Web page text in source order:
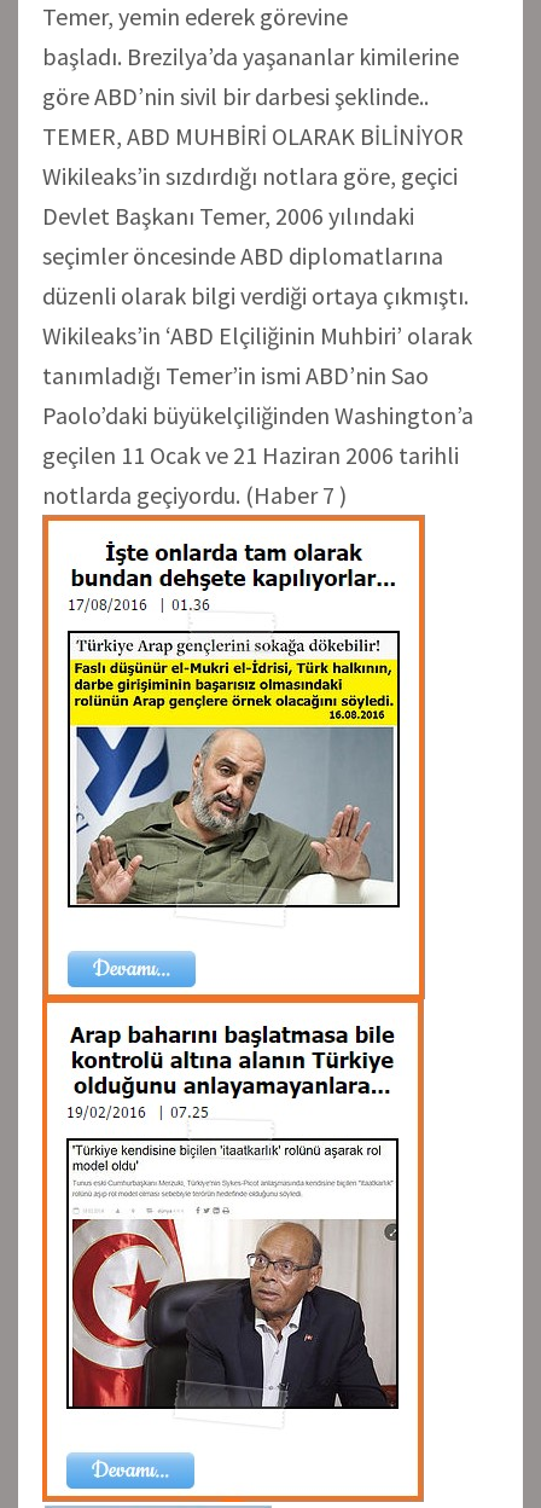
Temer, yemin ederek görevine
başladı. Brezilya’da yaşananlar kimilerine
göre ABD’nin sivil bir darbesi şeklinde..
TEMER, ABD MUHBİRİ OLARAK BİLİNİYOR
Wikileaks’in sızdırdığı notlara göre, geçici
Devlet Başkanı Temer, 2006 yılındaki
seçimler öncesinde ABD diplomatlarına
düzenli olarak bilgi verdiği ortaya çıkmıştı.
Wikileaks’in ‘ABD Elçiliğinin Muhbiri’ olarak
tanımladığı Temer’in ismi ABD’nin Sao
Paolo’daki büyükelçiliğinden Washington’a
geçilen 11 Ocak ve 21 Haziran 2006 tarihli
notlarda geçiyordu. (Haber 7 )